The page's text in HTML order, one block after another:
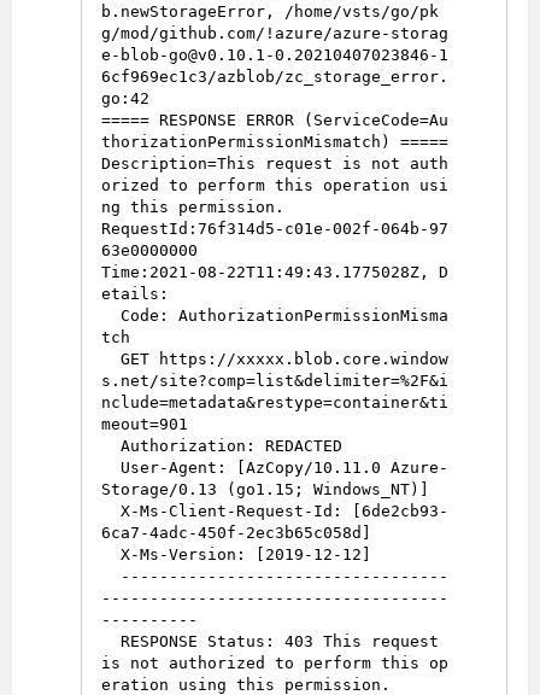
b.newStorageError, /home/vsts/go/pk
g/mod/github.com/!azure/azure-storag
e-blob-go@v0.10.1-0.20210407023846-1
6cf969ec1c3/azblob/zc_storage_error.
go:42
===== RESPONSE ERROR (ServiceCode=Au
thorizationPermissionMismatch) =====
Description=This request is not auth
orized to perform this operation usi
ng this permission.
RequestId:76f314d5-c01e-002f-064b-97
63e0000000
Time:2021-08-22T11:49:43.1775028Z, D
etails:
  Code: AuthorizationPermissionMisma
tch
  GET https://xxxxx.blob.core.window
s.net/site?comp=list&delimiter=%2F&i
nclude=metadata&restype=container&ti
meout=901
  Authorization: REDACTED
Storage/0.13 (go1.15; Windows_NT)]
  X-Ms-Client-Request-Id: [6de2cb93-
6ca7-4adc-450f-2ec3b65c058d]
  X-Ms-Version: [2019-12-12]
------------------------------------
----------
  RESPONSE Status: 403 This request
is not authorized to perform this op
eration using this permission.